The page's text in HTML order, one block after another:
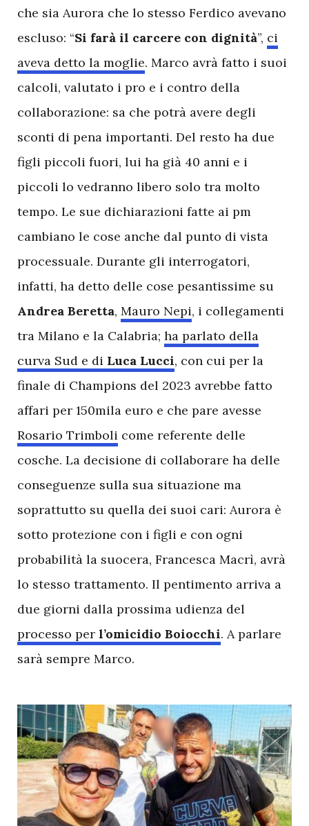
che sia Aurora che lo stesso Ferdico avevano
escluso: “Si farà il carcere con dignità”, ci
aveva detto la moglie. Marco avrà fatto i suoi
calcoli, valutato i pro e i contro della
collaborazione: sa che potrà avere degli
sconti di pena importanti. Del resto ha due
figli piccoli fuori, lui ha già 40 anni e i
piccoli lo vedranno libero solo tra molto
tempo. Le sue dichiarazioni fatte ai pm
cambiano le cose anche dal punto di vista
processuale. Durante gli interrogatori,
infatti, ha detto delle cose pesantissime su
Andrea Beretta, Mauro Nepi, i collegamenti
tra Milano e la Calabria; ha parlato della
curva Sud e di Luca Lucci, con cui per la
finale di Champions del 2023 avrebbe fatto
affari per 150mila euro e che pare avesse
Rosario Trimboli come referente delle
cosche. La decisione di collaborare ha delle
conseguenze sulla sua situazione ma
soprattutto su quella dei suoi cari: Aurora è
sotto protezione con i figli e con ogni
probabilità la suocera, Francesca Macrì, avrà
lo stesso trattamento. Il pentimento arriva a
due giorni dalla prossima udienza del
processo per l’omicidio Boiocchi. A parlare
sarà sempre Marco.